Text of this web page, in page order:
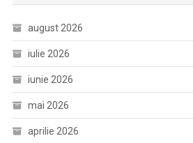
august 2026
iulie 2026
iunie 2026
mai 2026
aprilie 2026